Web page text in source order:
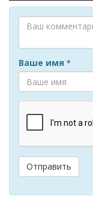
Ваше имя *
Отправить